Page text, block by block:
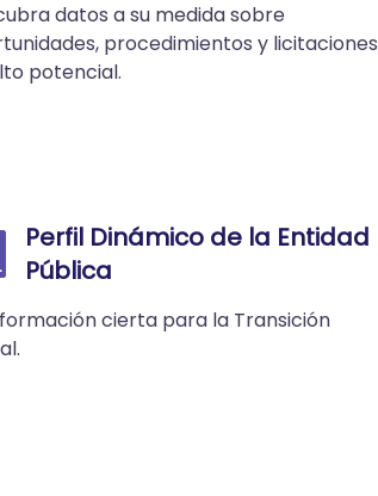
datos a su medida sobre
procedimientos y licitaciones
potencial.
Perfil Dinámico de la Entidad
Pública
cierta para la Transición